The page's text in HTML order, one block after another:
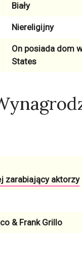
Biały
Niereligijny
On posiada dom
States
zarabiający aktorzy
& Frank Grillo